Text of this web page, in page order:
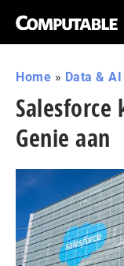
Home » Data & AI
Genie aan